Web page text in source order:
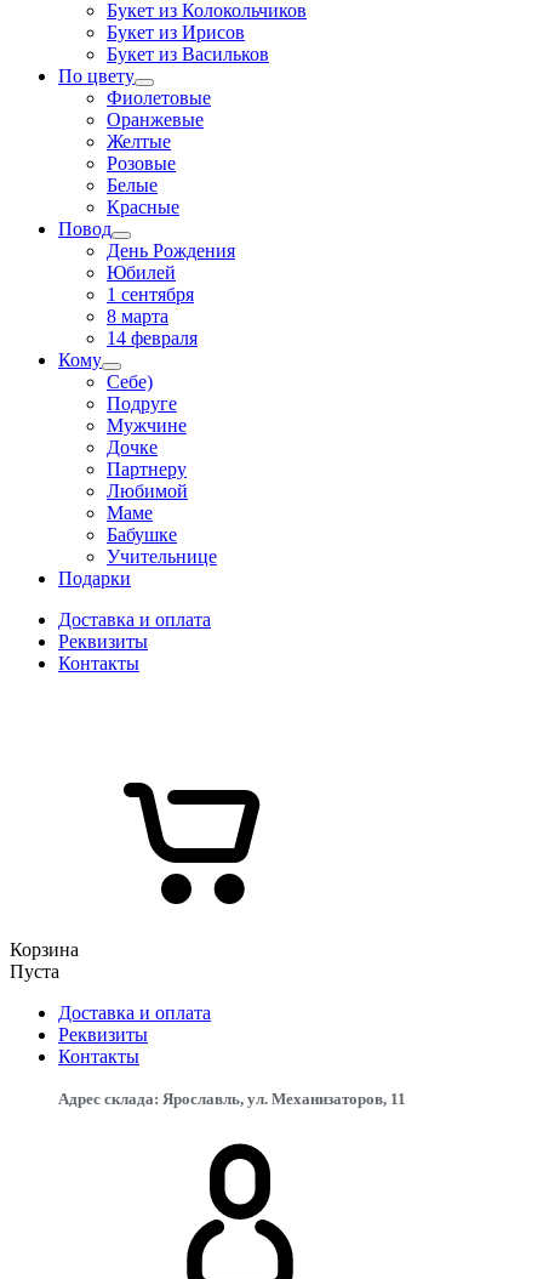
Букет из Колокольчиков
Букет из Ирисов
Букет из Васильков
По цвету
Фиолетовые
Оранжевые
Желтые
Розовые
Белые
Красные
Повод
День Рождения
Юбилей
1 сентября
8 марта
14 февраля
Кому
Себе)
Подруге
Мужчине
Дочке
Партнеру
Любимой
Маме
Бабушке
Учительнице
Подарки
Доставка и оплата
Реквизиты
Контакты
Корзина
Пуста
Доставка и оплата
Реквизиты
Контакты
Адрес склада: Ярославль, ул. Механизаторов, 11